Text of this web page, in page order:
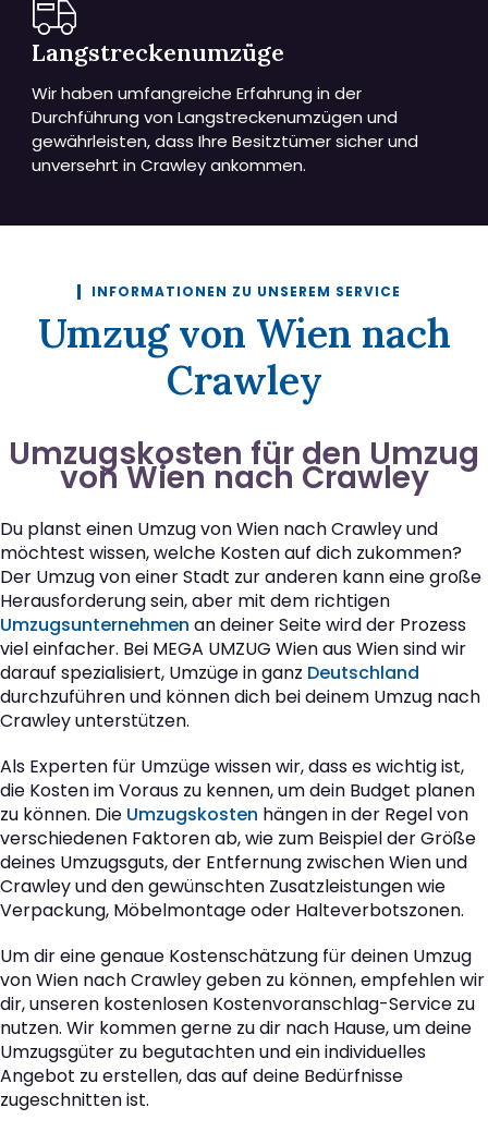
Langstreckenumzüge
Wir haben umfangreiche Erfahrung in der
Durchführung von Langstreckenumzügen und
gewährleisten, dass Ihre Besitztümer sicher und
unversehrt in Crawley ankommen.
INFORMATIONEN ZU UNSEREM SERVICE
Umzug von Wien nach
Crawley
Umzugskosten für den Umzug
von Wien nach Crawley
Du planst einen Umzug von Wien nach Crawley und
möchtest wissen, welche Kosten auf dich zukommen?
Der Umzug von einer Stadt zur anderen kann eine große
Herausforderung sein, aber mit dem richtigen
Umzugsunternehmen an deiner Seite wird der Prozess
viel einfacher. Bei MEGA UMZUG Wien aus Wien sind wir
darauf spezialisiert, Umzüge in ganz Deutschland
durchzuführen und können dich bei deinem Umzug nach
Crawley unterstützen.
Als Experten für Umzüge wissen wir, dass es wichtig ist,
die Kosten im Voraus zu kennen, um dein Budget planen
zu können. Die Umzugskosten hängen in der Regel von
verschiedenen Faktoren ab, wie zum Beispiel der Größe
deines Umzugsguts, der Entfernung zwischen Wien und
Crawley und den gewünschten Zusatzleistungen wie
Verpackung, Möbelmontage oder Halteverbotszonen.
Um dir eine genaue Kostenschätzung für deinen Umzug
von Wien nach Crawley geben zu können, empfehlen wir
dir, unseren kostenlosen Kostenvoranschlag-Service zu
nutzen. Wir kommen gerne zu dir nach Hause, um deine
Umzugsgüter zu begutachten und ein individuelles
Angebot zu erstellen, das auf deine Bedürfnisse
zugeschnitten ist.